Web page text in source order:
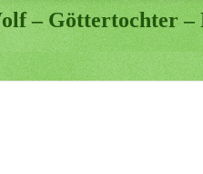
– Göttertochter